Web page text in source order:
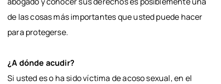
de las cosas más importantes que usted puede hacer
para protegerse.
¿A dónde acudir?
Si usted es o ha sido víctima de acoso sexual, en el